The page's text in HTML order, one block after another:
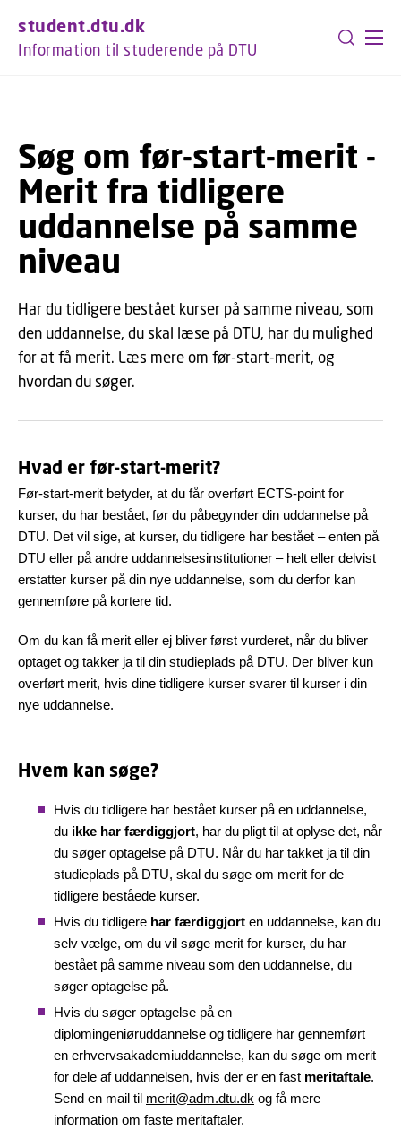
student.dtu.dk
Information til studerende på DTU
Søg om før-start-merit -
Merit fra tidligere
uddannelse på samme
niveau
Har du tidligere bestået kurser på samme niveau, som
den uddannelse, du skal læse på DTU, har du mulighed
for at få merit. Læs mere om før-start-merit, og
hvordan du søger.
Hvad er før-start-merit?
Før-start-merit betyder, at du får overført ECTS-point for
kurser, du har bestået, før du påbegynder din uddannelse på
DTU. Det vil sige, at kurser, du tidligere har bestået – enten på
DTU eller på andre uddannelsesinstitutioner – helt eller delvist
erstatter kurser på din nye uddannelse, som du derfor kan
gennemføre på kortere tid.
Om du kan få merit eller ej bliver først vurderet, når du bliver
optaget og takker ja til din studieplads på DTU. Der bliver kun
overført merit, hvis dine tidligere kurser svarer til kurser i din
nye uddannelse.
Hvem kan søge?
Hvis du tidligere har bestået kurser på en uddannelse,
du ikke har færdiggjort, har du pligt til at oplyse det, når
du søger optagelse på DTU. Når du har takket ja til din
studieplads på DTU, skal du søge om merit for de
tidligere beståede kurser.
Hvis du tidligere har færdiggjort en uddannelse, kan du
selv vælge, om du vil søge merit for kurser, du har
bestået på samme niveau som den uddannelse, du
søger optagelse på.
Hvis du søger optagelse på en
diplomingeniøruddannelse og tidligere har gennemført
en erhvervsakademiuddannelse, kan du søge om merit
for dele af uddannelsen, hvis der er en fast meritaftale.
Send en mail til merit@adm.dtu.dk og få mere
information om faste meritaftaler.